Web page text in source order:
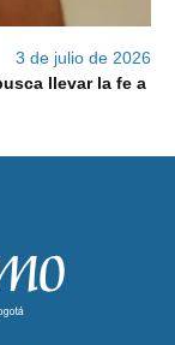
3 de julio de 2026
llevar la fe a